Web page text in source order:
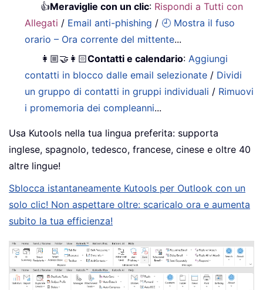
👍Meraviglie con un clic: Rispondi a Tutti con
Allegati / Email anti-phishing / 🕘 Mostra il fuso
orario – Ora corrente del mittente...
👩🏼‍🤝‍👩🏻Contatti e calendario:Aggiungi
contatti in blocco dalle email selezionate / Dividi
un gruppo di contatti in gruppi individuali / Rimuovi
i promemoria dei compleanni...
Usa Kutools nella tua lingua preferita: supporta
inglese, spagnolo, tedesco, francese, cinese e oltre 40
altre lingue!
Sblocca istantaneamente Kutools per Outlook con un
solo clic! Non aspettare oltre: scaricalo ora e aumenta
subito la tua efficienza!